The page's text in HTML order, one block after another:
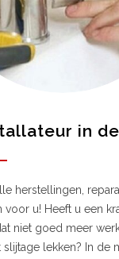
in
herstellingen,
voor u! Heeft u een
niet goed meer
slijtage lekken? In de